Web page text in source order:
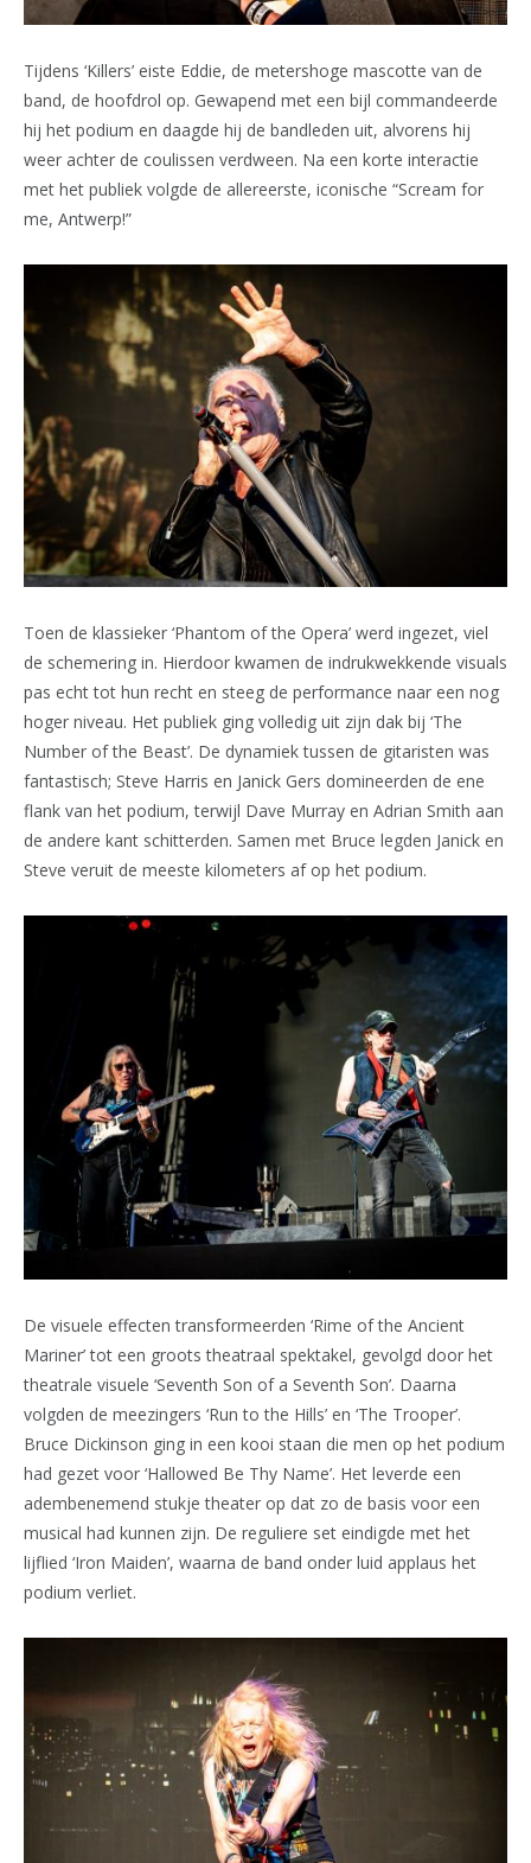
Tijdens ‘Killers’ eiste Eddie, de metershoge mascotte van de
band, de hoofdrol op. Gewapend met een bijl commandeerde
hij het podium en daagde hij de bandleden uit, alvorens hij
weer achter de coulissen verdween. Na een korte interactie
met het publiek volgde de allereerste, iconische “Scream for
me, Antwerp!”
Toen de klassieker ‘Phantom of the Opera’ werd ingezet, viel
de schemering in. Hierdoor kwamen de indrukwekkende visuals
pas echt tot hun recht en steeg de performance naar een nog
hoger niveau. Het publiek ging volledig uit zijn dak bij ‘The
Number of the Beast’. De dynamiek tussen de gitaristen was
fantastisch; Steve Harris en Janick Gers domineerden de ene
flank van het podium, terwijl Dave Murray en Adrian Smith aan
de andere kant schitterden. Samen met Bruce legden Janick en
Steve veruit de meeste kilometers af op het podium.
De visuele effecten transformeerden ‘Rime of the Ancient
Mariner’ tot een groots theatraal spektakel, gevolgd door het
theatrale visuele ‘Seventh Son of a Seventh Son’. Daarna
volgden de meezingers ‘Run to the Hills’ en ‘The Trooper’.
Bruce Dickinson ging in een kooi staan die men op het podium
had gezet voor ‘Hallowed Be Thy Name’. Het leverde een
adembenemend stukje theater op dat zo de basis voor een
musical had kunnen zijn. De reguliere set eindigde met het
lijflied ‘Iron Maiden’, waarna de band onder luid applaus het
podium verliet.